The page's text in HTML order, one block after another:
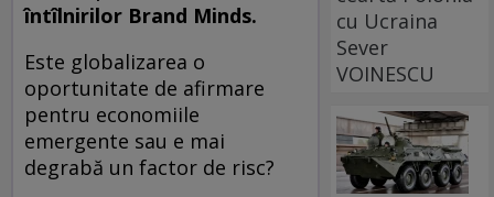
întîlnirilor Brand Minds.
Este globalizarea o
oportunitate de afirmare
pentru economiile
emergente sau e mai
degrabă un factor de risc?
cu Ucraina
Sever
VOINESCU